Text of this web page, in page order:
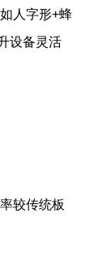
人字形+蜂
设备灵活
较传统板